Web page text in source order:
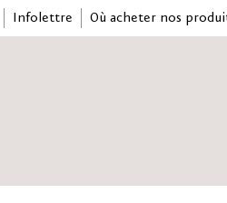
Infolettre Où acheter nos